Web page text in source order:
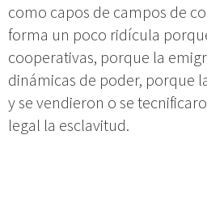
como capos de campos de
forma un poco ridícula
cooperativas, porque la
dinámicas de poder, porque
y se vendieron o se
legal la esclavitud.